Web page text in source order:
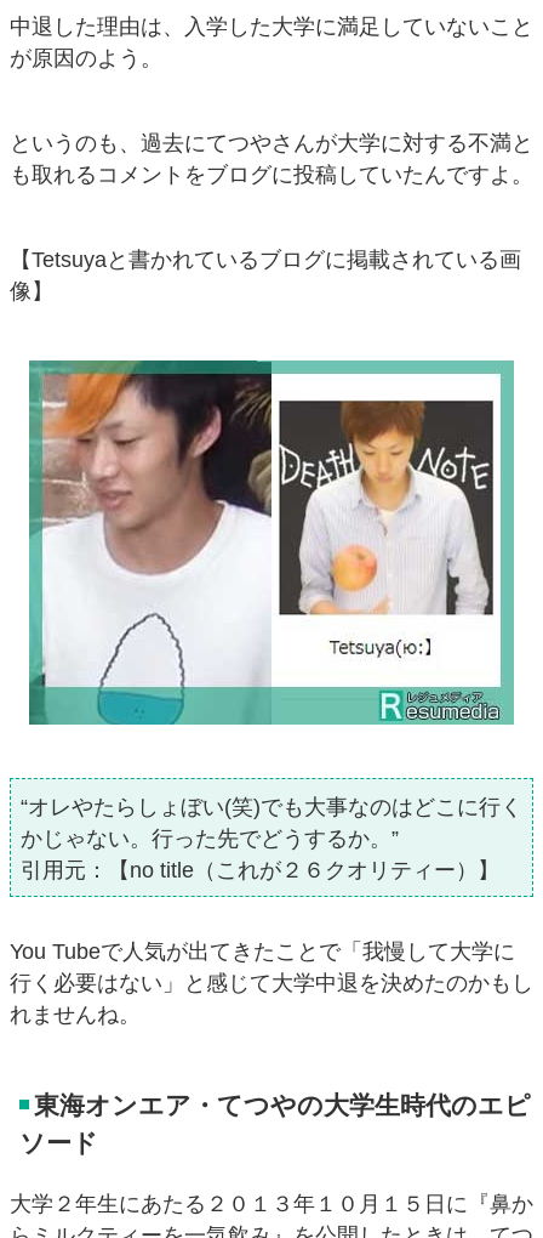
中退した理由は、入学した大学に満足していないこと
が原因のよう。
というのも、過去にてつやさんが大学に対する不満と
も取れるコメントをブログに投稿していたんですよ。
【Tetsuyaと書かれているブログに掲載されている画
像】
“オレやたらしょぼい(笑)でも大事なのはどこに行く
かじゃない。行った先でどうするか。”
引用元：【no title（これが２６クオリティー）】
You Tubeで人気が出てきたことで「我慢して大学に
行く必要はない」と感じて大学中退を決めたのかもし
れませんね。
東海オンエア・てつやの大学生時代のエピ
ソード
大学２年生にあたる２０１３年１０月１５日に『鼻か